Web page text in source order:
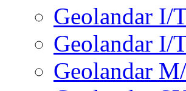
Geolandar I/
Geolandar I/
Geolandar